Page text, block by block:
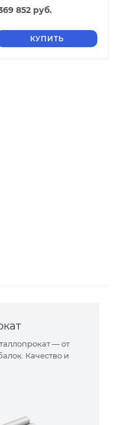
852 руб.
КУПИТЬ
— от
Качество и